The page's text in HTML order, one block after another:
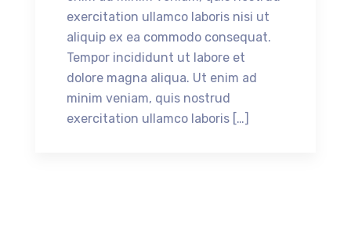
exercitation ullamco laboris nisi ut
aliquip ex ea commodo consequat.
Tempor incididunt ut labore et
dolore magna aliqua. Ut enim ad
minim veniam, quis nostrud
exercitation ullamco laboris […]